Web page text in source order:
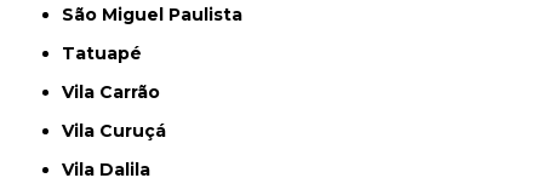
São Miguel Paulista
Tatuapé
Vila Carrão
Vila Curuçá
Vila Dalila